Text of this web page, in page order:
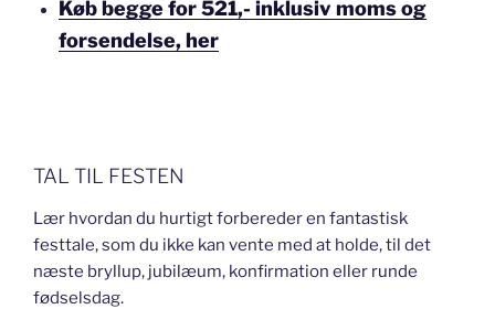
Køb begge for 521,- inklusiv moms og
forsendelse, her
TAL TIL FESTEN
Lær hvordan du hurtigt forbereder en fantastisk
festtale, som du ikke kan vente med at holde, til det
næste bryllup, jubilæum, konfirmation eller runde
fødselsdag.